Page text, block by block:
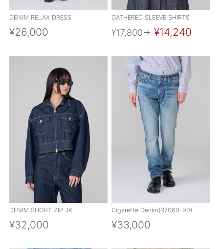
DENIM RELAX DRESS
¥26,000
GATHERED SLEEVE SHIRTS
¥17,800→ ¥14,240
DENIM SHORT ZIP JK
¥32,000
Cigarette Denim(R7060-90)
¥33,000